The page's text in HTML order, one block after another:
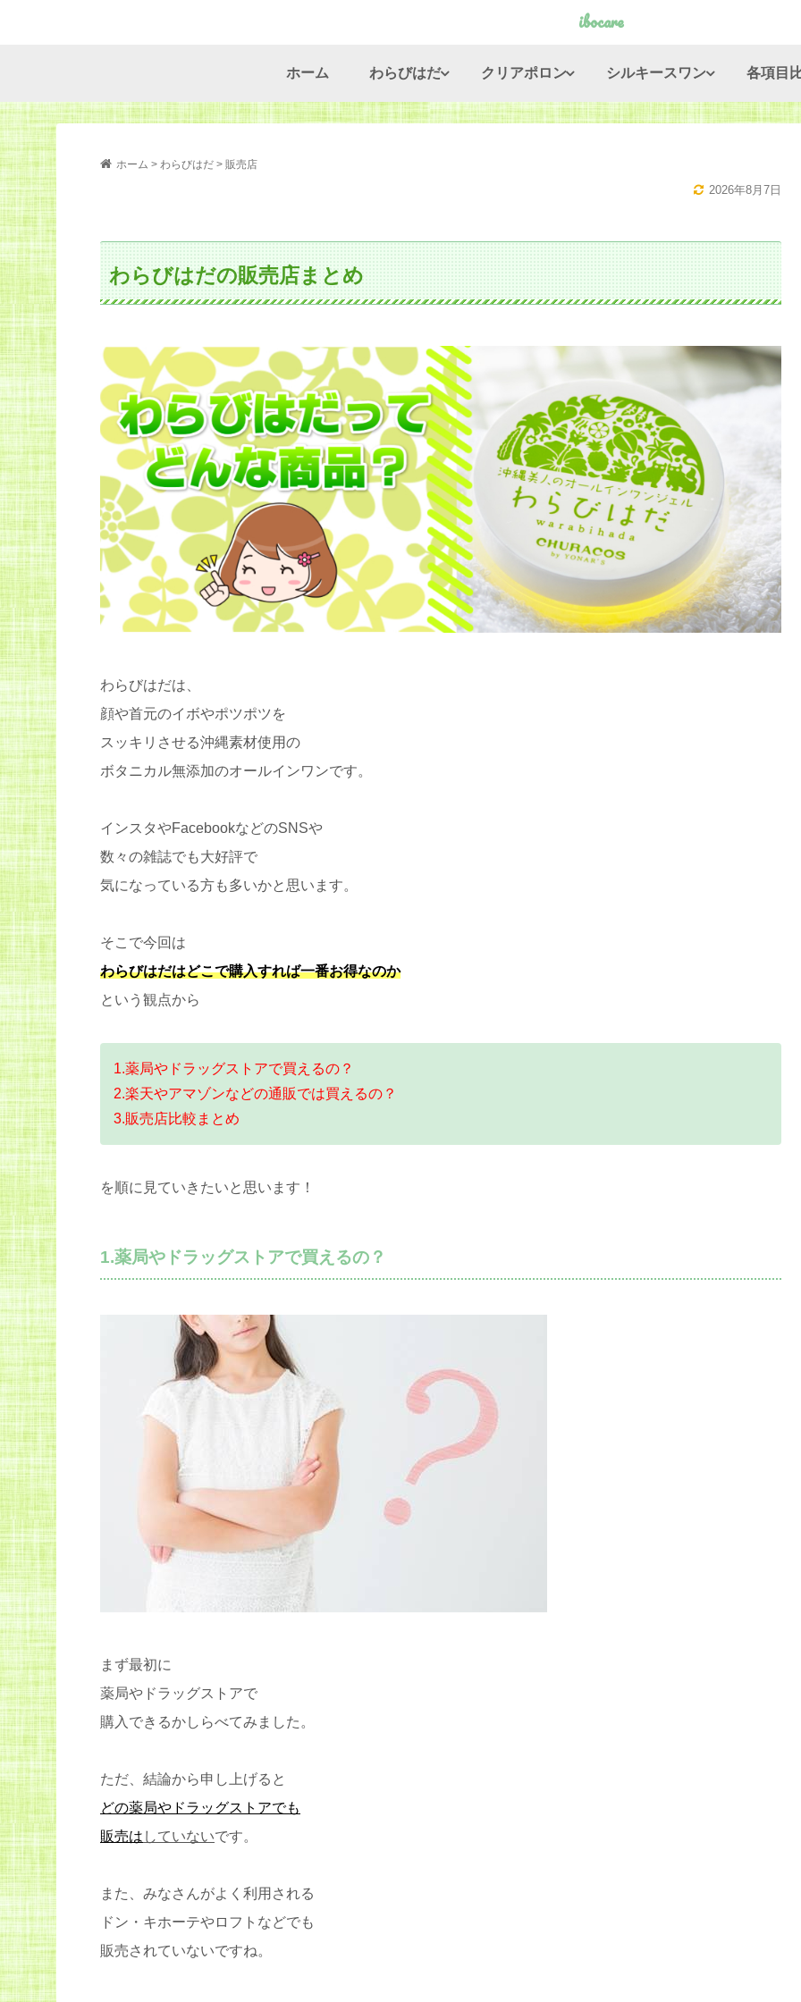
ibocare
ホーム わらびはだ クリアポロン シルキースワン 各項目
ホーム > わらびはだ > 販売店
2026年8月7日
わらびはだの販売店まとめ
わらびはだは、
顔や首元のイボやポツポツを
スッキリさせる沖縄素材使用の
ボタニカル無添加のオールインワンです。
インスタやFacebookなどのSNSや
数々の雑誌でも大好評で
気になっている方も多いかと思います。
そこで今回は
わらびはだはどこで購入すれば一番お得なのか
という観点から
1.薬局やドラッグストアで買えるの？
2.楽天やアマゾンなどの通販では買えるの？
3.販売店比較まとめ
を順に見ていきたいと思います！
1.薬局やドラッグストアで買えるの？
まず最初に
薬局やドラッグストアで
購入できるかしらべてみました。
ただ、結論から申し上げると
どの薬局やドラッグストアでも
販売は していないです。
また、みなさんがよく利用される
ドン・キホーテやロフトなどでも
販売されていないですね。